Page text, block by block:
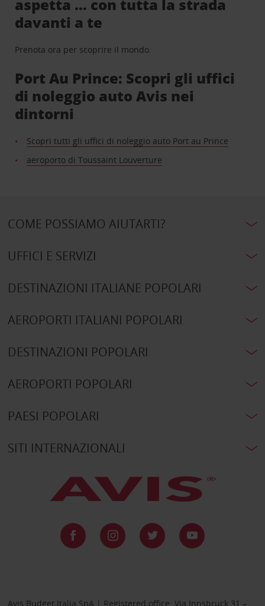
aspetta … con tutta la strada
davanti a te
Prenota ora per scoprire il mondo.
Port Au Prince: Scopri gli uffici
di noleggio auto Avis nei
dintorni
Scopri tutti gli uffici di noleggio auto Port au Prince
aeroporto di Toussaint Louverture
COME POSSIAMO AIUTARTI?
UFFICI E SERVIZI
DESTINAZIONI ITALIANE POPOLARI
AEROPORTI ITALIANI POPOLARI
DESTINAZIONI POPOLARI
AEROPORTI POPOLARI
PAESI POPOLARI
SITI INTERNAZIONALI
Avis Budget Italia SpA | Registered office: Via Innsbruck 31 –